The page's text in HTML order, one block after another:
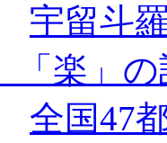
宇留斗
「楽」
全国47